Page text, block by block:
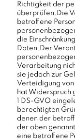
Richtigkeit der
überprüfen.Die
betroffene
die
Daten.Der
Verarbeitung
sie jedoch zur
Verteidigung von
hat Widerspruch
1 DS-GVO
berechtigten
denen der
der oben
eine betroffene